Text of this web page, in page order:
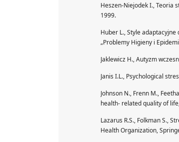
Heszen-Niejodek I., Teoria
1999.
Huber L., Style
„Problemy Higieny i
Jaklewicz H., Autyzm
Janis I.L., Psychological
Johnson N., Frenn M.,
health- related quality of
Lazarus R.S., Folkman S.,
Health Organization,